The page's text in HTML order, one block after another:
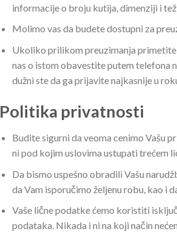
informacije o broju kutija, dimenziji i
Molimo vas da budete dostupni za
Ukoliko prilikom preuzimanja primetite
nas o istom obavestite putem telefona
dužni ste da ga prijavite najkasnije u
Politika privatnosti
Budite sigurni da veoma cenimo Vašu
ni pod kojim uslovima ustupati trećem
Da bismo uspešno obradili Vašu
da Vam isporučimo željenu robu, kao i
Vaše lične podatke ćemo koristiti
podataka. Nikada i ni na koji način